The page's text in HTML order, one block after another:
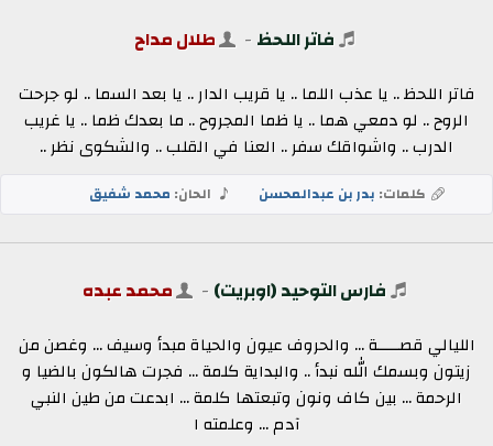
فاتر اللحظ - طلال مداح
فاتر اللحظ .. يا عذب اللما .. يا قريب الدار .. يا بعد السما .. لو جرحت
الروح .. لو دمعي هما .. يا ظما المجروح .. ما بعدك ظما .. يا غريب
الدرب .. واشواقك سفر .. العنا في القلب .. والشكوى نظر ..
كلمات: بدر بن عبدالمحسن الحان: محمد شفيق
فارس التوحيد (اوبريت) - محمد عبده
الليالي قصـــــة ... والحروف عيون والحياة مبدأ وسيف ... وغصن من
زيتون وبسمك الله نبدأ .. والبداية كلمة ... فجرت هالكون بالضيا و
الرحمة ... بين كاف ونون وتبعتها كلمة ... ابدعت من طين النبي
آدم ... وعلمته ا